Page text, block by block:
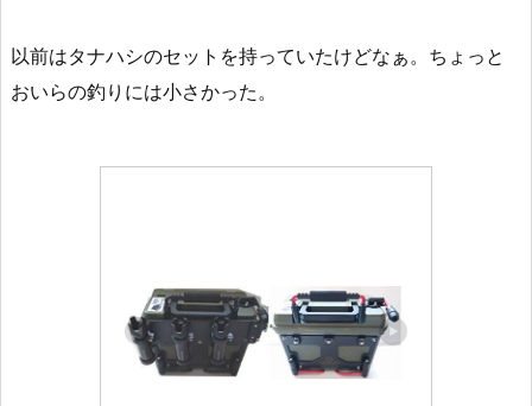
以前はタナハシのセットを持っていたけどなぁ。ちょっと
おいらの釣りには小さかった。